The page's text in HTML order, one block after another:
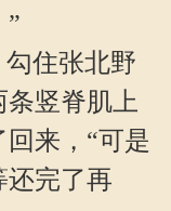
”
住张北野
竖脊肌上
来，“可是
还完了再